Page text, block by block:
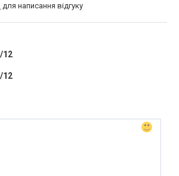
для написання відгуку
12
12